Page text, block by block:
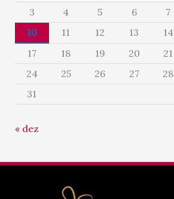
3
4 5 6 7
10
11 12 13 14
17
18 19 20 21
24
25 26 27 28
31
« dez